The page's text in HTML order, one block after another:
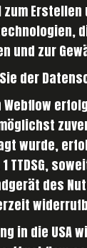
und zur
der
Webflow
wurde,
1 TTDSG,
des
in die USA